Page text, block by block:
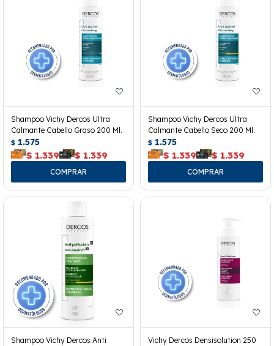
Shampoo Vichy Dercos Ultra
Calmante Cabello Graso 200 Ml.
$ 1.575
$ 1.339 $ 1.339
Shampoo Vichy Dercos Ultra
Calmante Cabello Seco 200 Ml.
$ 1.575
$ 1.339 $ 1.339
Shampoo Vichy Dercos Anti
Vichy Dercos Densisolution 250